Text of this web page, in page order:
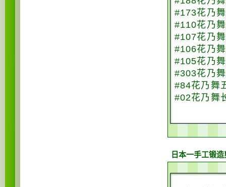
#173花乃
#110花乃
#107花乃
#106花乃
#105花乃
#303花乃
#84花乃舞
#02花乃舞
日本一手工锻造